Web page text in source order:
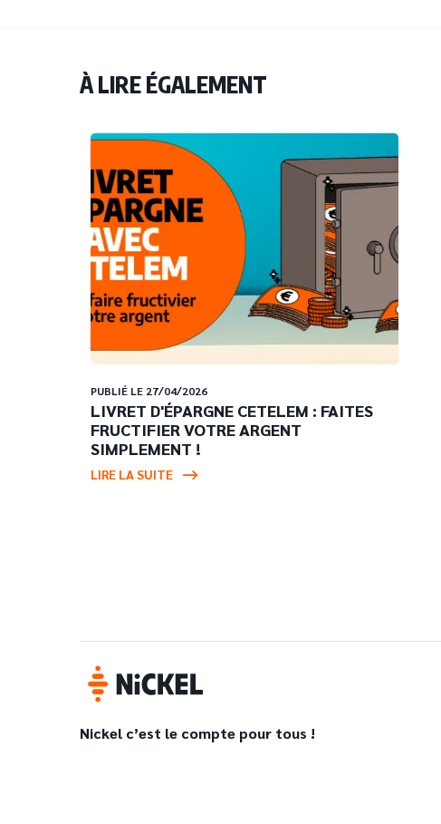
À LIRE ÉGALEMENT
PUBLIÉ LE 27/04/2026
LIVRET D'ÉPARGNE CETELEM : FAITES
FRUCTIFIER VOTRE ARGENT
SIMPLEMENT !
LIRE LA SUITE
Nickel c’est le compte pour tous !